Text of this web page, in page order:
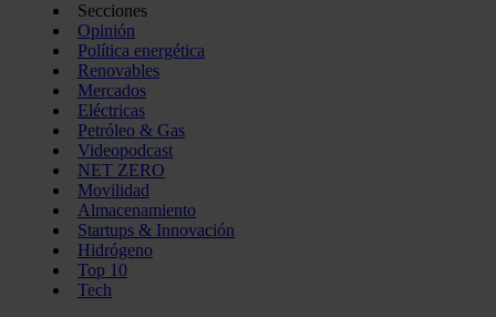
Secciones
Opinión
Política energética
Renovables
Mercados
Eléctricas
Petróleo & Gas
Videopodcast
NET ZERO
Movilidad
Almacenamiento
Startups & Innovación
Hidrógeno
Top 10
Tech